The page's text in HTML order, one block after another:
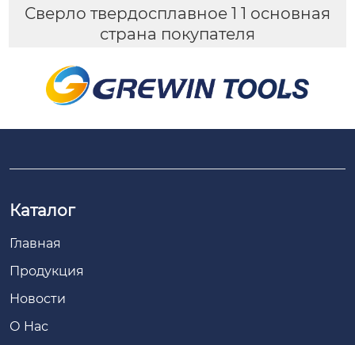
Сверло твердосплавное 1 1 основная
страна покупателя
Каталог
Главная
Продукция
Новости
О Hас